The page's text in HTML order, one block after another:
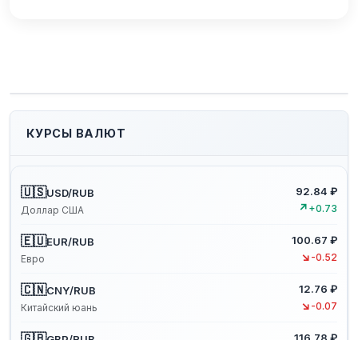
КУРСЫ ВАЛЮТ
🇺🇸USD/RUB
Доллар США
92.84 ₽
↗ +0.73
🇪🇺EUR/RUB
Евро
100.67 ₽
↘ -0.52
🇨🇳CNY/RUB
Китайский юань
12.76 ₽
↘ -0.07